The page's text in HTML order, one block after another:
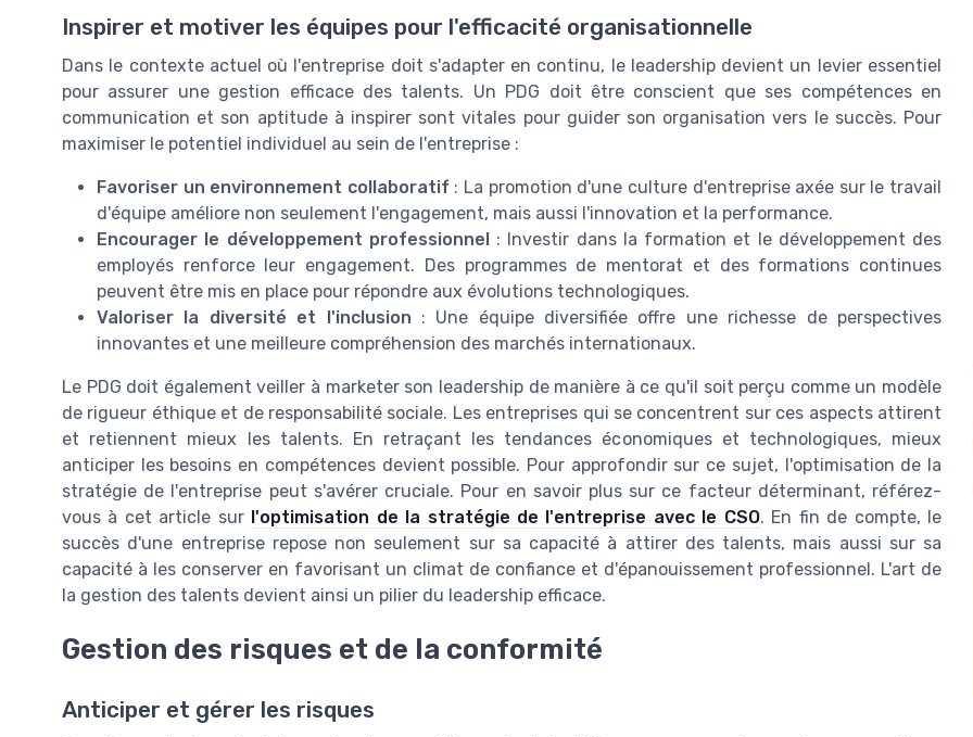
Inspirer et motiver les équipes pour l'efficacité organisationnelle
Dans le contexte actuel où l'entreprise doit s'adapter en continu, le leadership devient un levier essentiel
pour assurer une gestion efficace des talents. Un PDG doit être conscient que ses compétences en
communication et son aptitude à inspirer sont vitales pour guider son organisation vers le succès. Pour
maximiser le potentiel individuel au sein de l'entreprise :
Favoriser un environnement collaboratif : La promotion d'une culture d'entreprise axée sur le travail
d'équipe améliore non seulement l'engagement, mais aussi l'innovation et la performance.
Encourager le développement professionnel: Investir dans la formation et le développement des
employés renforce leur engagement. Des programmes de mentorat et des formations continues
peuvent être mis en place pour répondre aux évolutions technologiques.
Valoriser la diversité et l'inclusion : Une équipe diversifiée offre une richesse de perspectives
innovantes et une meilleure compréhension des marchés internationaux.
Le PDG doit également veiller à marketer son leadership de manière à ce qu'il soit perçu comme un modèle
de rigueur éthique et de responsabilité sociale. Les entreprises qui se concentrent sur ces aspects attirent
et retiennent mieux les talents. En retraçant les tendances économiques et technologiques, mieux
anticiper les besoins en compétences devient possible. Pour approfondir sur ce sujet, l'optimisation de la
stratégie de l'entreprise peut s'avérer cruciale. Pour en savoir plus sur ce facteur déterminant, référez-
vous à cet article sur l'optimisation de la stratégie de l'entreprise avec le CSO. En fin de compte, le
succès d'une entreprise repose non seulement sur sa capacité à attirer des talents, mais aussi sur sa
capacité à les conserver en favorisant un climat de confiance et d'épanouissement professionnel. L'art de
la gestion des talents devient ainsi un pilier du leadership efficace.
Gestion des risques et de la conformité
Anticiper et gérer les risques